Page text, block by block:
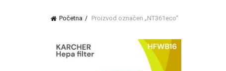
Početna Proizvod označen „NT361eco“